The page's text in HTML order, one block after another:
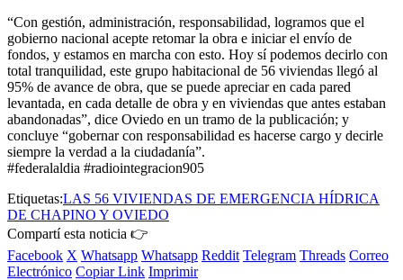
“Con gestión, administración, responsabilidad, logramos que el
gobierno nacional acepte retomar la obra e iniciar el envío de
fondos, y estamos en marcha con esto. Hoy sí podemos decirlo con
total tranquilidad, este grupo habitacional de 56 viviendas llegó al
95% de avance de obra, que se puede apreciar en cada pared
levantada, en cada detalle de obra y en viviendas que antes estaban
abandonadas”, dice Oviedo en un tramo de la publicación; y
concluye “gobernar con responsabilidad es hacerse cargo y decirle
siempre la verdad a la ciudadanía”.
#federalaldia #radiointegracion905
Etiquetas:LAS 56 VIVIENDAS DE EMERGENCIA HÍDRICA
DE CHAPINO Y OVIEDO
Compartí esta noticia 👉
Facebook X Whatsapp Whatsapp Reddit Telegram Threads Correo
Electrónico Copiar Link Imprimir